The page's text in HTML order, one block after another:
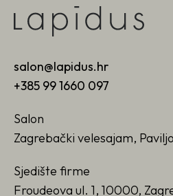
salon@lapidus.hr
+385 99 1660 097
Salon
Zagrebački velesajam,
Sjedište firme
Froudeova ul. 1, 10000,